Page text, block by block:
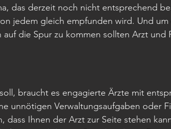
das derzeit noch nicht entsprechend
jedem gleich empfunden wird. Und um
die Spur zu kommen sollten Arzt und
braucht es engagierte Ärzte mit
unnötigen Verwaltungsaufgaben oder
dass Ihnen der Arzt zur Seite stehen